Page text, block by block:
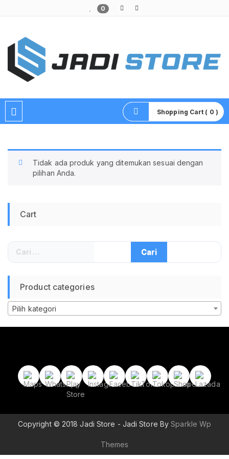
0
Shopping Cart ( 0 )
Tidak ada produk yang ditemukan sesuai dengan
pilihan Anda.
Cart
Cari
untuk:
Product categories
Pilih kategori
Copyright © 2018 Jadi Store - Jadi Store BySparkle Wp
Themes